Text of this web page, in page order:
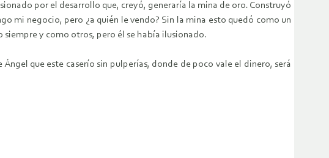
por el desarrollo que, creyó, generaría la mina de oro. Construyó
mi negocio, pero ¿a quién le vendo? Sin la mina esto quedó como un
y como otros, pero él se había ilusionado.
que este caserío sin pulperías, donde de poco vale el dinero, será